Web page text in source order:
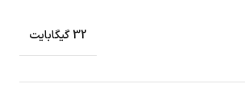
32 گیگابایت